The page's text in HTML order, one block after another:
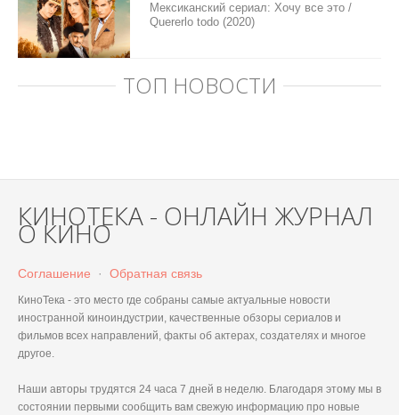
Мексиканский сериал: Хочу все это /
Quererlo todo (2020)
ТОП НОВОСТИ
КИНОТЕКА - ОНЛАЙН ЖУРНАЛ
О КИНО
Соглашение · Обратная связь
КиноТека - это место где собраны самые актуальные новости
иностранной киноиндустрии, качественные обзоры сериалов и
фильмов всех направлений, факты об актерах, создателях и многое
другое.
Наши авторы трудятся 24 часа 7 дней в неделю. Благодаря этому мы в
состоянии первыми сообщить вам свежую информацию про новые